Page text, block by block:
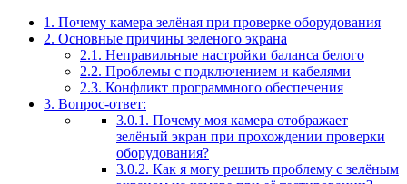
1. Почему камера зелёная при проверке оборудования
2. Основные причины зеленого экрана
2.1. Неправильные настройки баланса белого
2.2. Проблемы с подключением и кабелями
2.3. Конфликт программного обеспечения
3. Вопрос-ответ:
3.0.1. Почему моя камера отображает
зелёный экран при прохождении проверки
оборудования?
3.0.2. Как я могу решить проблему с зелёным